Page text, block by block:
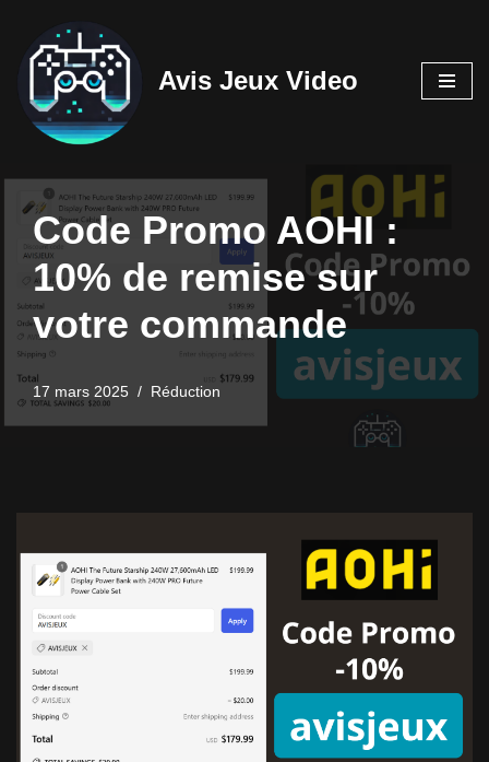
Aller
contenu
Avis Jeux Video
Code Promo AOHI :
10% de remise sur
votre commande
17 mars 2025 Réduction